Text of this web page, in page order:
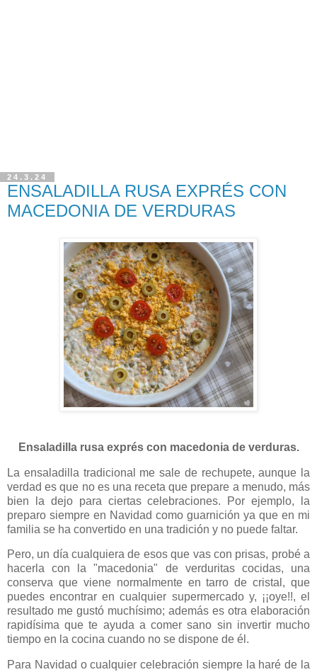
24.3.24
ENSALADILLA RUSA EXPRÉS CON
MACEDONIA DE VERDURAS
Ensaladilla rusa exprés con macedonia de verduras.
La ensaladilla tradicional me sale de rechupete, aunque la
verdad es que no es una receta que prepare a menudo, más
bien la dejo para ciertas celebraciones. Por ejemplo, la
preparo siempre en Navidad como guarnición ya que en mi
familia se ha convertido en una tradición y no puede faltar.
Pero, un día cualquiera de esos que vas con prisas, probé a
hacerla con la "macedonia" de verduritas cocidas, una
conserva que viene normalmente en tarro de cristal, que
puedes encontrar en cualquier supermercado y, ¡¡oye!!, el
resultado me gustó muchísimo; además es otra elaboración
rapidísima que te ayuda a comer sano sin invertir mucho
tiempo en la cocina cuando no se dispone de él.
Para Navidad o cualquier celebración siempre la haré de la